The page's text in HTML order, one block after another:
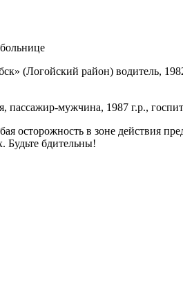
(Логойский район) водитель,
пассажир-мужчина, 1987 г.р.,
осторожность в зоне действия
Будьте бдительны!